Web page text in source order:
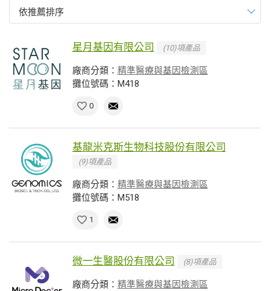
依推薦排序
星月基因有限公司 (10)項產品
廠商分類： 精準醫療與基因檢測區
攤位號碼：M418
0
基龍米克斯生物科技股份有限公司
(9)項產品
廠商分類： 精準醫療與基因檢測區
攤位號碼：M518
1
微一生醫股份有限公司 (8)項產品
廠商分類： 精準醫療與基因檢測區